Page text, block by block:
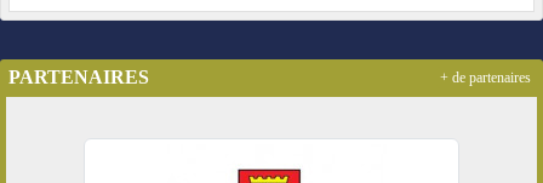
PARTENAIRES + de partenaires